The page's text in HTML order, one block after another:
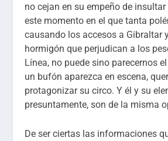
no cejan en su empeño de
este momento en el que tanta
causando los accesos a Gibraltar
hormigón que perjudican a los
Línea, no puede sino parecernos
un bufón aparezca en escena,
protagonizar su circo. Y él y su
presuntamente, son de la misma
De ser ciertas las informaciones